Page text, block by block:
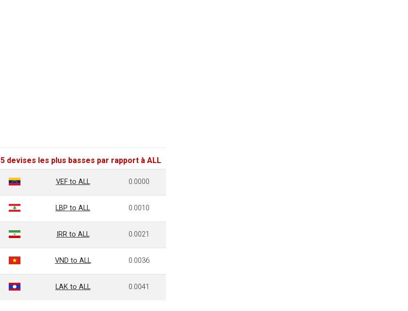
5 devises les plus basses par rapport à ALL
VEF to ALL 0.0000
LBP to ALL 0.0010
IRR to ALL 0.0021
VND to ALL 0.0036
LAK to ALL 0.0041